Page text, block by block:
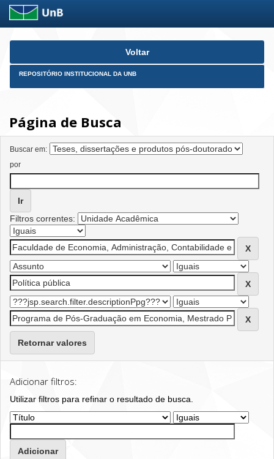
Skip
Voltar
REPOSITÓRIO INSTITUCIONAL DA UNB
Página de Busca
Buscar em:
por
Filtros correntes:
Retornar valores
Adicionar filtros:
Utilizar filtros para refinar o resultado de busca.